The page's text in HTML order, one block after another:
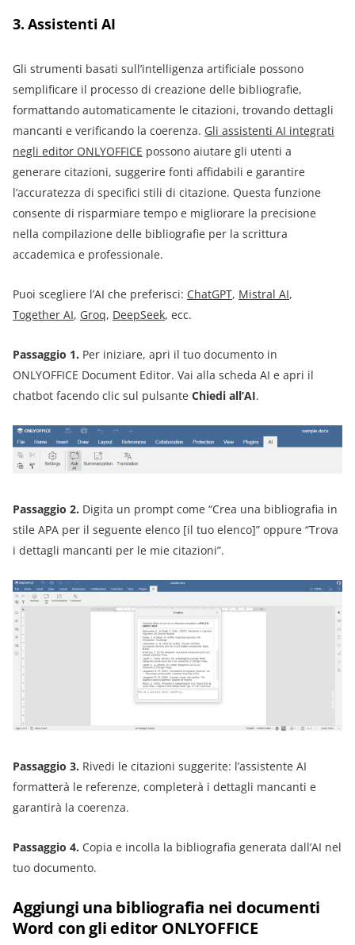
3. Assistenti AI
Gli strumenti basati sull’intelligenza artificiale possono
semplificare il processo di creazione delle bibliografie,
formattando automaticamente le citazioni, trovando dettagli
mancanti e verificando la coerenza. Gli assistenti AI integrati
negli editor ONLYOFFICE possono aiutare gli utenti a
generare citazioni, suggerire fonti affidabili e garantire
l’accuratezza di specifici stili di citazione. Questa funzione
consente di risparmiare tempo e migliorare la precisione
nella compilazione delle bibliografie per la scrittura
accademica e professionale.
Puoi scegliere l’AI che preferisci: ChatGPT, Mistral AI,
Together AI, Groq, DeepSeek, ecc.
Passaggio 1. Per iniziare, apri il tuo documento in
ONLYOFFICE Document Editor. Vai alla scheda AI e apri il
chatbot facendo clic sul pulsante Chiedi all’AI.
Passaggio 2. Digita un prompt come “Crea una bibliografia in
stile APA per il seguente elenco [il tuo elenco]” oppure “Trova
i dettagli mancanti per le mie citazioni”.
Passaggio 3. Rivedi le citazioni suggerite: l’assistente AI
formatterà le referenze, completerà i dettagli mancanti e
garantirà la coerenza.
Passaggio 4. Copia e incolla la bibliografia generata dall’AI nel
tuo documento.
Aggiungi una bibliografia nei documenti
Word con gli editor ONLYOFFICE